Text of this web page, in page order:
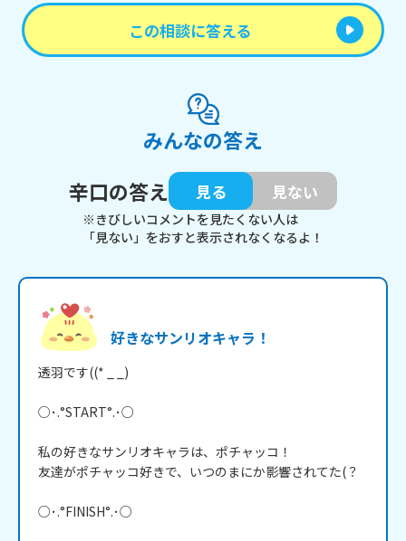
この相談に答える
みんなの答え
辛口の答え
見る 見ない
※きびしいコメントを見たくない人は
「見ない」をおすと表示されなくなるよ！
好きなサンリオキャラ！
透羽です((* _ _)
○･.°START°.･○
私の好きなサンリオキャラは、ポチャッコ！
友達がポチャッコ好きで、いつのまにか影響されてた(？
○･.°FINISH°.･○